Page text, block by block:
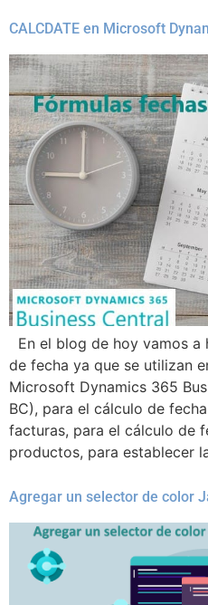
CALCDATE en Microsoft
En el blog de hoy vamos a
de fecha ya que se utilizan
Microsoft Dynamics 365
BC), para el cálculo de
facturas, para el cálculo de
productos, para establecer
Agregar un selector de color